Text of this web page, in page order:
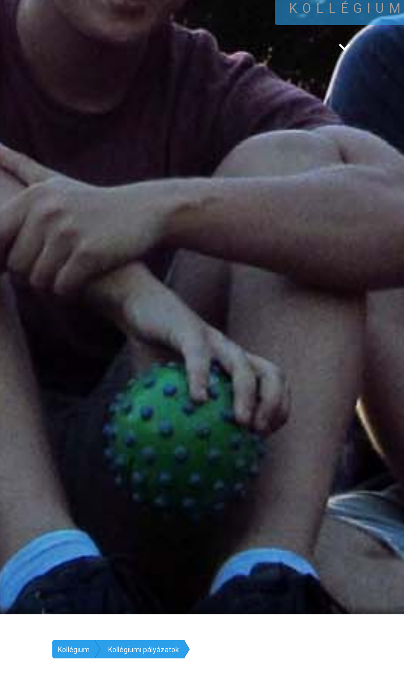
Kollégium Kollégiumi pályázatok